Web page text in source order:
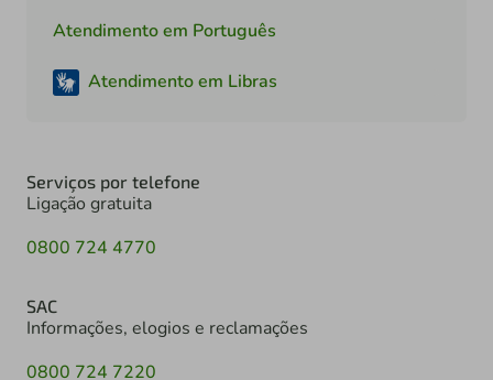
Atendimento em Português
Atendimento em Libras
Serviços por telefone
Ligação gratuita
0800 724 4770
SAC
Informações, elogios e reclamações
0800 724 7220